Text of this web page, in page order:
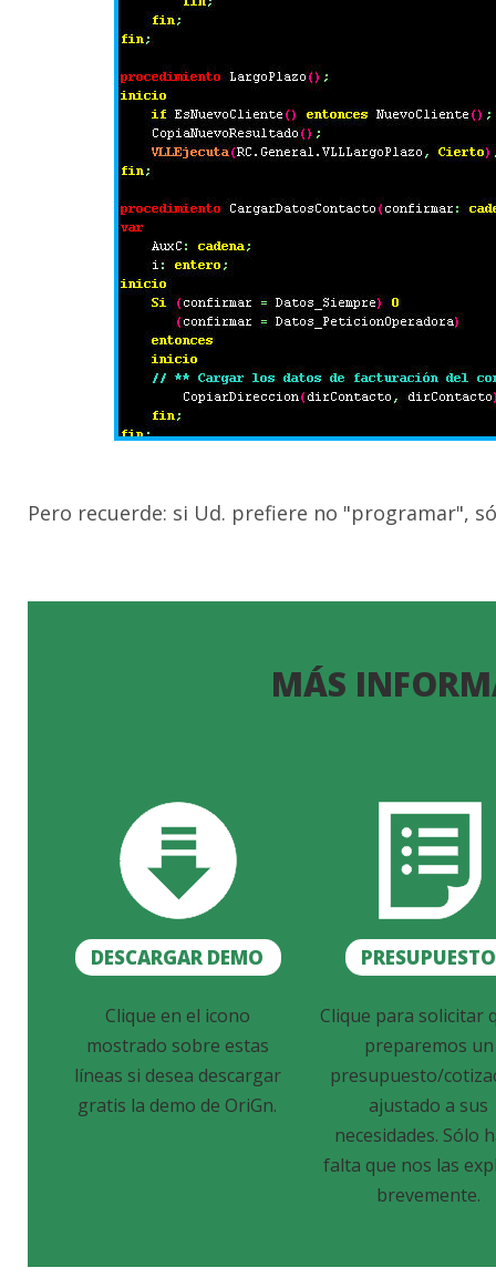
Pero recuerde: si Ud. prefiere no "programar",
MÁS
DESCARGAR DEMO PRESUPUESTO
Clique en el icono
mostrado sobre estas
líneas si desea descargar
gratis la demo de OriGn.
Clique para solicitar
preparemos un
presupuesto/
ajustado a sus
necesidades. Sólo
falta que nos las
brevemente.